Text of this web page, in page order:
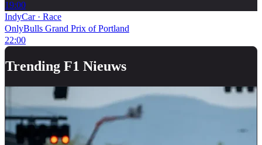
19:00
IndyCar· Race
OnlyBulls Grand Prix of Portland
22:00
Trending F1 Nieuws